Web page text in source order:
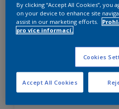
Vysoká
K dispozici pouze v
By clicking “Accept All Cookies”,
on your device to enhance site
assist in our marketing efforts.
pro více informací.
Cookies
Accept All Cookies